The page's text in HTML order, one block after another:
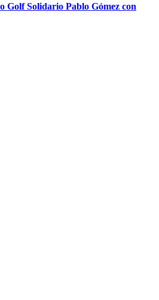
Golf Solidario Pablo Gómez con